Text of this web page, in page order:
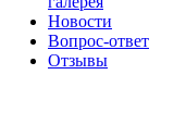
Новости
Вопрос-ответ
Отзывы